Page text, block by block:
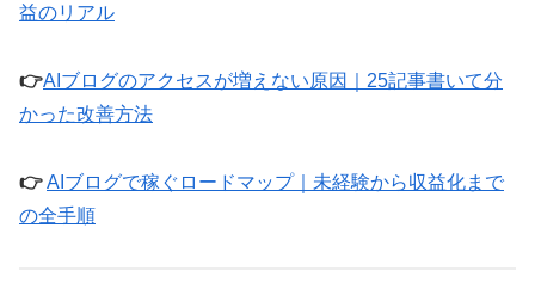
益のリアル
👉AIブログのアクセスが増えない原因｜25記事書いて分
かった改善方法
👉AIブログで稼ぐロードマップ｜未経験から収益化まで
の全手順